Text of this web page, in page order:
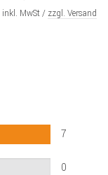
inkl. MwSt / zzgl. Versand
7
0